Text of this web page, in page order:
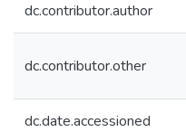
dc.contributor.author
dc.contributor.other
dc.date.accessioned